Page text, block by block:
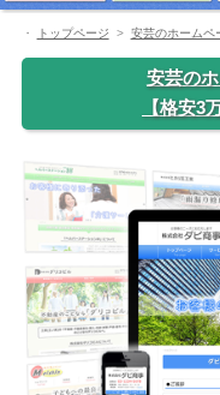
・ トップページ 安芸のホームペ
安芸の
【格安3